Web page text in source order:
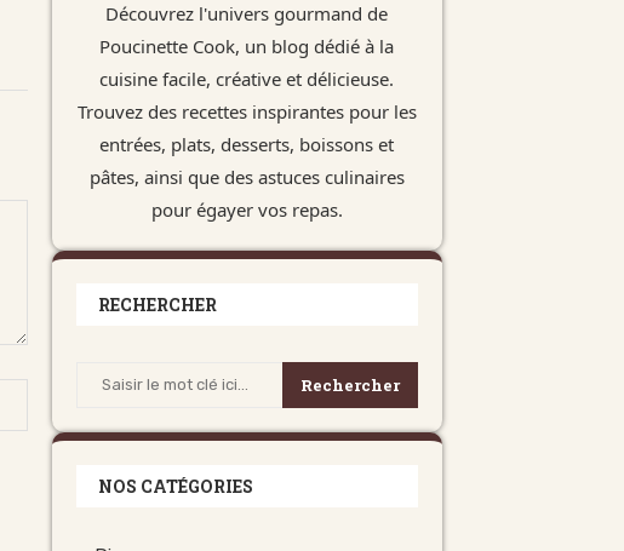
Découvrez l'univers gourmand de
Poucinette Cook, un blog dédié à la
cuisine facile, créative et délicieuse.
Trouvez des recettes inspirantes pour les
entrées, plats, desserts, boissons et
pâtes, ainsi que des astuces culinaires
pour égayer vos repas.
RECHERCHER
Rechercher
NOS CATÉGORIES